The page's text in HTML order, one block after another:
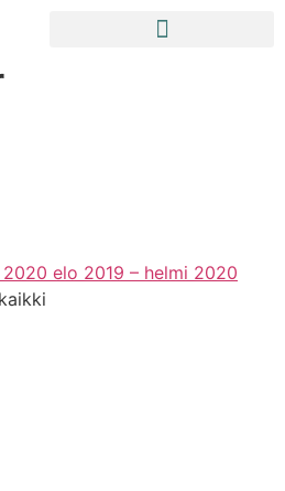
2020 elo 2019 – helmi 2020